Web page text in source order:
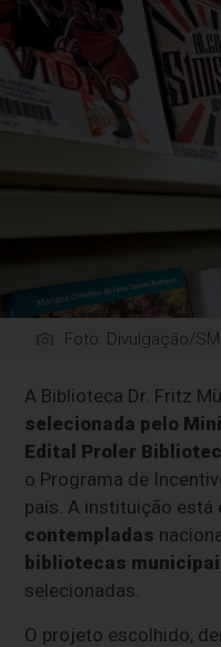
Foto: Divulgação/
A Biblioteca Dr. Fritz
selecionada pelo
Edital Proler
o Programa de
país. A instituição está
contempladas
bibliotecas
selecionadas.
O projeto escolhido,